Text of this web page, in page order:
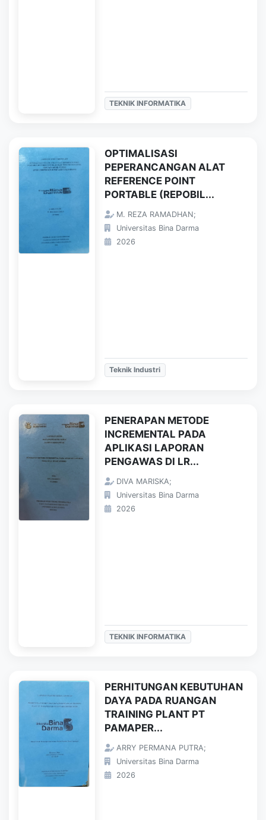
TEKNIK INFORMATIKA
OPTIMALISASI
PEPERANCANGAN ALAT
REFERENCE POINT
PORTABLE (REPOBIL...
M. REZA RAMADHAN;
Universitas Bina Darma
2026
Teknik Industri
PENERAPAN METODE
INCREMENTAL PADA
APLIKASI LAPORAN
PENGAWAS DI LR...
DIVA MARISKA;
Universitas Bina Darma
2026
TEKNIK INFORMATIKA
PERHITUNGAN KEBUTUHAN
DAYA PADA RUANGAN
TRAINING PLANT PT
PAMAPER...
ARRY PERMANA PUTRA;
Universitas Bina Darma
2026